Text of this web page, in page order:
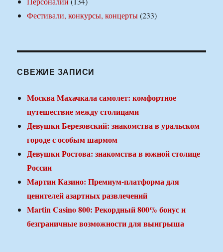
Фестивали, конкурсы, концерты(233)
СВЕЖИЕ ЗАПИСИ
Москва Махачкала самолет: комфортное
путешествие между столицами
Девушки Березовский: знакомства в уральском
городе с особым шармом
Девушки Ростова: знакомства в южной столице
России
Мартин Казино: Премиум-платформа для
ценителей азартных развлечений
Martin Casino 800: Рекордный 800% бонус и
безграничные возможности для выигрыша